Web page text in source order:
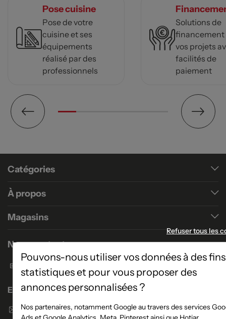
Pose cuisine
Pose de votre
cuisine et ses
équipements
réalisé par des
professionnels
Solutions de
financement
vos projets
facilités de
paiement
Catégories
À propos
Magasins
Nous contacter
Enseigne Atlas Home
Envoyer un email
Refuser tous les
Pouvons-nous utiliser vos données à des fins
statistiques et pour vous proposer des
annonces personnalisées ?
Nos partenaires, notamment Google au travers des services